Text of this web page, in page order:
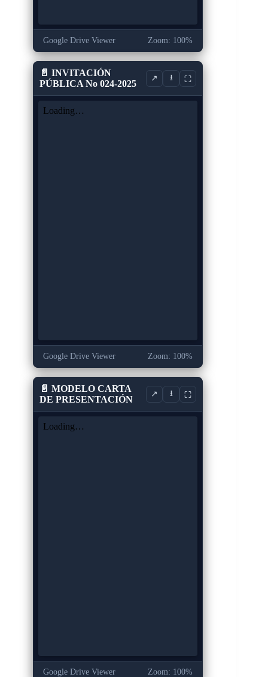
Google Drive Viewer Zoom: 100%
📄 INVITACIÓN
PÚBLICA No 024-2025
↗ ⭳ ⛶
Google Drive Viewer Zoom: 100%
📄 MODELO CARTA
DE PRESENTACIÓN
↗ ⭳ ⛶
Google Drive Viewer Zoom: 100%